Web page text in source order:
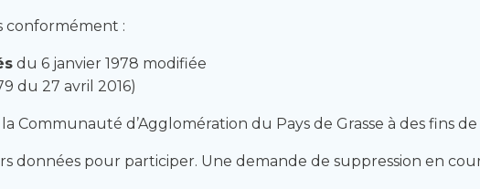
conformément :
du 6 janvier 1978 modifiée
du 27 avril 2016)
Communauté d’Agglomération du Pays de Grasse à des fins de
données pour participer. Une demande de suppression en